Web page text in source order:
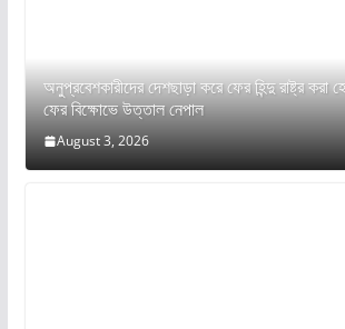
অনুপ্রবেশকারীদের দেশছাড়া করে ফের হিন্দু রাষ্ট্র করা
ফের বিক্ষোভে উত্তাল নেপাল
August 3, 2026